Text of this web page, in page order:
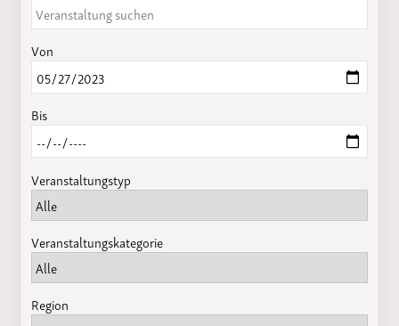
Von
Bis
Veranstaltungstyp
Veranstaltungskategorie
Region